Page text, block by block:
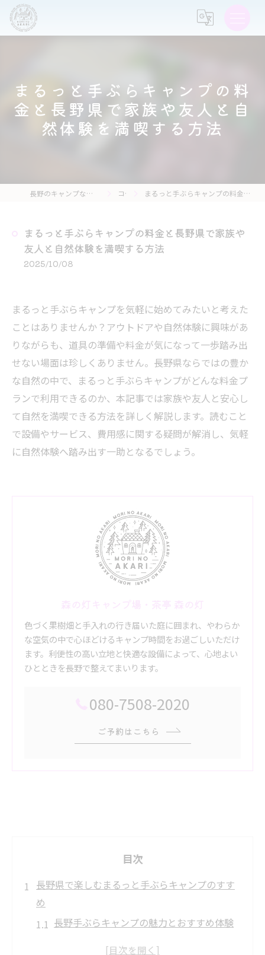
まるっと手ぶらキャンプの料
金と長野県で家族や友人と自
然体験を満喫する方法
長野のキャンプなら森の灯キャンプ場・茶亭 森の灯 コラム まるっと手ぶらキャンプの料金と長野県で家族や友人と自然体験を満喫する方法
まるっと手ぶらキャンプの料金と長野県で家族や
友人と自然体験を満喫する方法
2025/10/08
まるっと手ぶらキャンプを気軽に始めてみたいと考えた
ことはありませんか？アウトドアや自然体験に興味があ
りながらも、道具の準備や料金が気になって一歩踏み出
せない場面は珍しくありません。長野県ならではの豊か
な自然の中で、まるっと手ぶらキャンプがどんな料金プ
ランで利用できるのか、本記事では家族や友人と安心し
て自然を満喫できる方法を詳しく解説します。読むこと
で設備やサービス、費用感に関する疑問が解消し、気軽
に自然体験へ踏み出す一助となるでしょう。
色づく果樹畑と手入れの行き届いた庭に囲まれ、やわらか
な空気の中で心ほどけるキャンプ時間をお過ごしいただけ
ます。利便性の高い立地と快適な設備によって、心地よい
ひとときを長野で整えてまいります。
080-7508-2020
ご予約はこちら
目次
長野県で楽しむまるっと手ぶらキャンプのすす
め
長野手ぶらキャンプの魅力とおすすめ体験
まるっと手ぶらキャンプで叶う自然満喫プ